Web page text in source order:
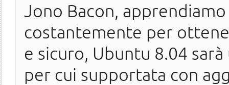
Jono Bacon,
costantemente per
e sicuro, Ubuntu 8.04
per cui supportata con